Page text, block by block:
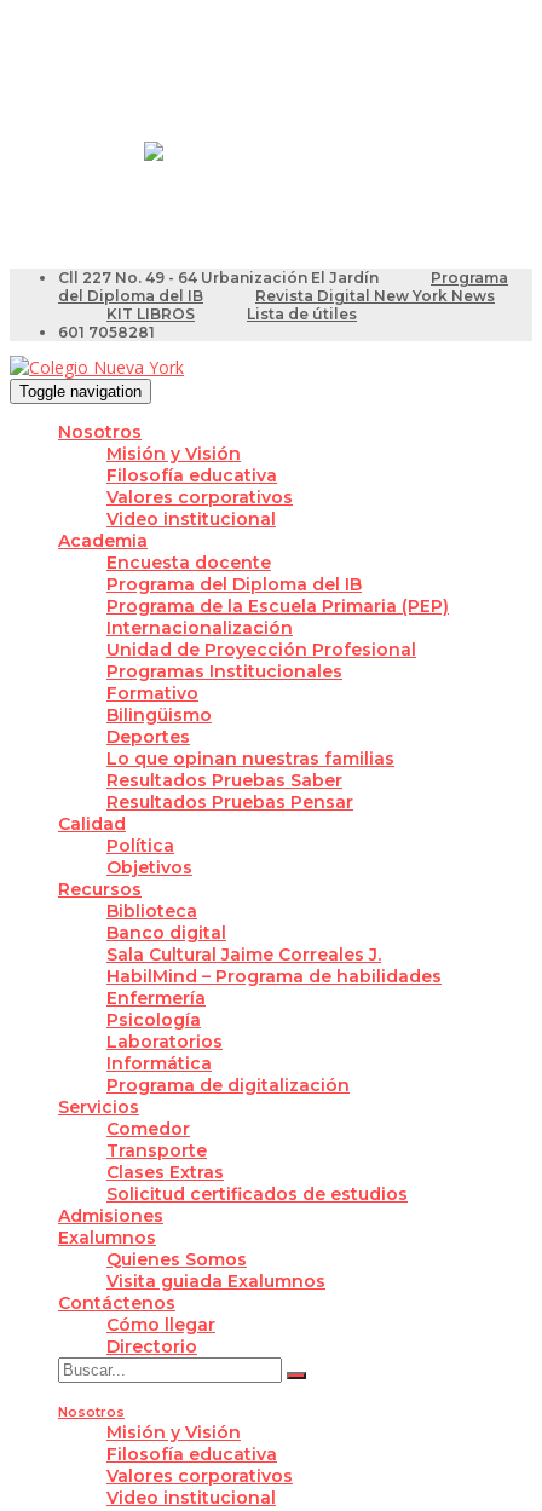
Cll 227 No. 49 - 64 Urbanización El Jardín
Programa
del Diploma del IB
Revista Digital New York News
KIT LIBROS
Lista de útiles
601 7058281
Toggle navigation
Nosotros
Misión y Visión
Filosofía educativa
Valores corporativos
Video institucional
Academia
Encuesta docente
Programa del Diploma del IB
Programa de la Escuela Primaria (PEP)
Internacionalización
Unidad de Proyección Profesional
Programas Institucionales
Formativo
Bilingüismo
Deportes
Lo que opinan nuestras familias
Resultados Pruebas Saber
Resultados Pruebas Pensar
Calidad
Política
Objetivos
Recursos
Biblioteca
Banco digital
Sala Cultural Jaime Correales J.
HabilMind – Programa de habilidades
Enfermería
Psicología
Laboratorios
Informática
Programa de digitalización
Servicios
Comedor
Transporte
Clases Extras
Solicitud certificados de estudios
Admisiones
Exalumnos
Quienes Somos
Visita guiada Exalumnos
Contáctenos
Cómo llegar
Directorio
Nosotros
Misión y Visión
Filosofía educativa
Valores corporativos
Video institucional